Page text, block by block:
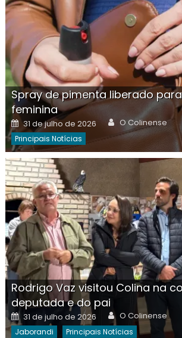
Spray de pimenta liberado
feminina
Posted
on
31 de julho de 2026 Author
O Colinense
Principais Notícias
Rodrigo Vaz visitou Colina na
deputada e do pai
Posted
on
31 de julho de 2026 Author
O Colinense
Jaborandi Principais Notícias